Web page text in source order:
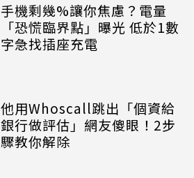
手機剩幾%讓你焦慮？電量
「恐慌臨界點」曝光 低於1數
字急找插座充電
他用Whoscall跳出「個資給
銀行做評估」網友傻眼！2步
驟教你解除